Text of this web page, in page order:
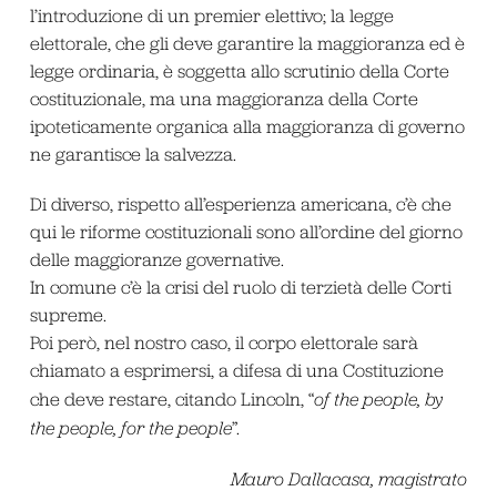
l’introduzione di un premier elettivo; la legge
elettorale, che gli deve garantire la maggioranza ed è
legge ordinaria, è soggetta allo scrutinio della Corte
costituzionale, ma una maggioranza della Corte
ipoteticamente organica alla maggioranza di governo
ne garantisce la salvezza.
Di diverso, rispetto all’esperienza americana, c’è che
qui le riforme costituzionali sono all’ordine del giorno
delle maggioranze governative.
In comune c’è la crisi del ruolo di terzietà delle Corti
supreme.
Poi però, nel nostro caso, il corpo elettorale sarà
chiamato a esprimersi, a difesa di una Costituzione
che deve restare, citando Lincoln, “of the people, by
the people, for the people”.
Mauro Dallacasa, magistrato